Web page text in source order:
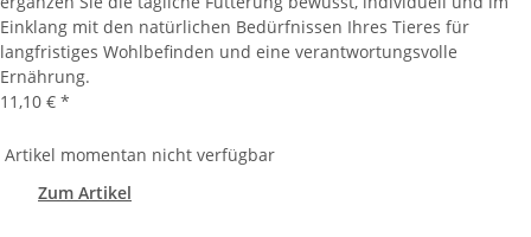
Einklang mit den natürlichen Bedürfnissen Ihres Tieres für
langfristiges Wohlbefinden und eine verantwortungsvolle
Ernährung.
11,10 € *
Artikel momentan nicht verfügbar
Zum Artikel